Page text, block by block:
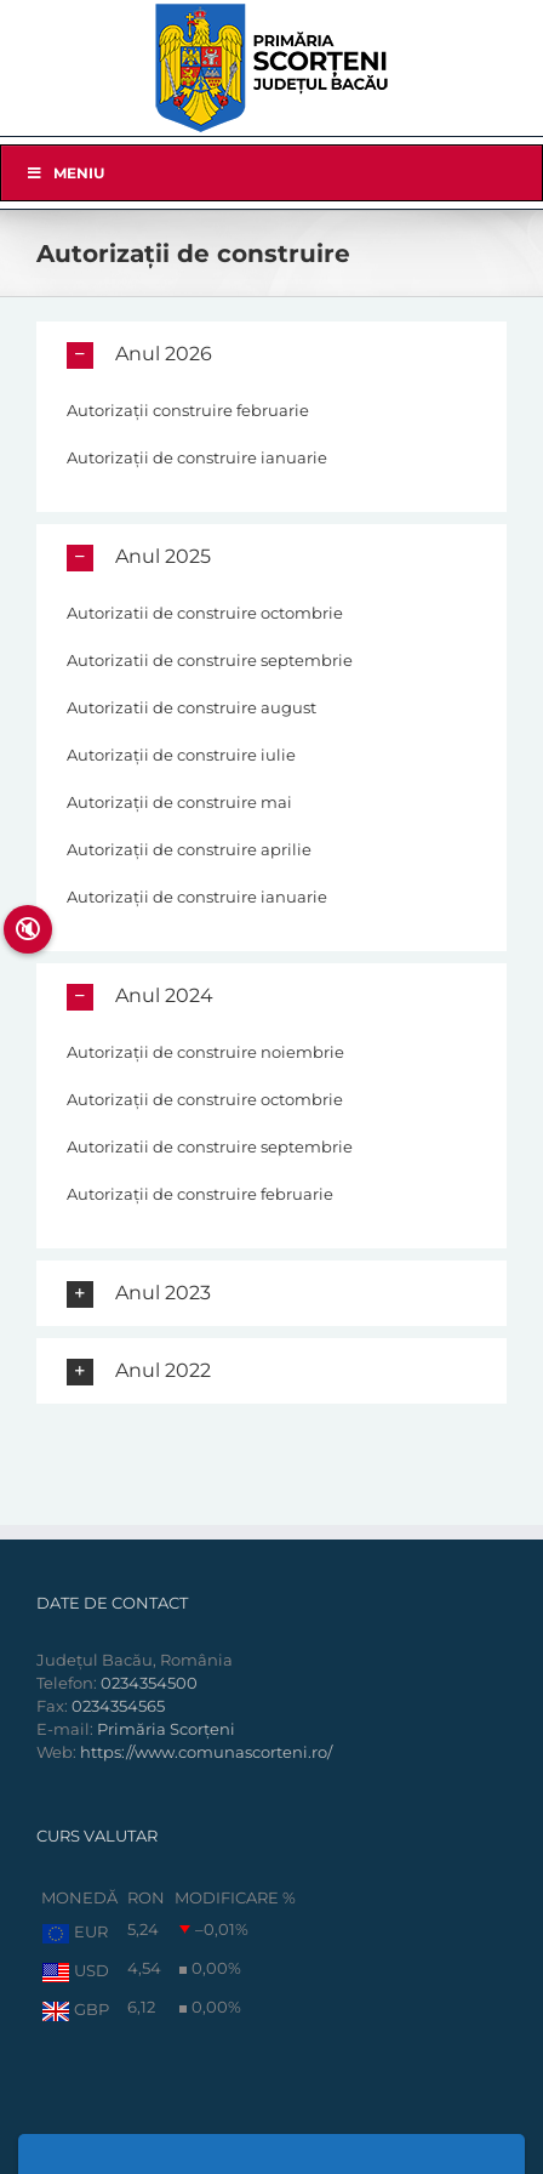
Navigation
MENIU
Autorizații de construire
Anul 2026
Autorizații construire februarie
Autorizații de construire ianuarie
Anul 2025
Autorizatii de construire octombrie
Autorizatii de construire septembrie
Autorizatii de construire august
Autorizații de construire iulie
Autorizații de construire mai
Autorizații de construire aprilie
Autorizații de construire ianuarie
Anul 2024
Autorizații de construire noiembrie
Autorizații de construire octombrie
Autorizatii de construire septembrie
Autorizații de construire februarie
Anul 2023
Anul 2022
DATE DE CONTACT
Județul Bacău, România
Telefon: 0234354500
Fax: 0234354565
E-mail: Primăria Scorțeni
Web: https://www.comunascorteni.ro/
CURS VALUTAR
MONEDĂ RON
MODIFICARE %
EUR
5,24 –0,01%
USD 4,54 0,00%
GBP 6,12 0,00%
🔇